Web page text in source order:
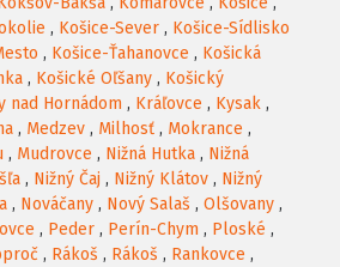
, Košice-Sever , Košice-Sídlisko
, Košice-Ťahanovce , Košická
, Košické Oľšany , Košický
nad Hornádom , Kráľovce , Kysak ,
, Medzev , Milhosť , Mokrance ,
, Mudrovce , Nižná Hutka , Nižná
, Nižný Čaj , Nižný Klátov , Nižný
, Nováčany , Nový Salaš , Olšovany ,
, Peder , Perín-Chym , Ploské ,
, Rákoš , Rákoš , Rankovce ,